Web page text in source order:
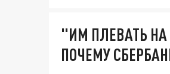
"ИМ ПЛЕВАТЬ
ПОЧЕМУ